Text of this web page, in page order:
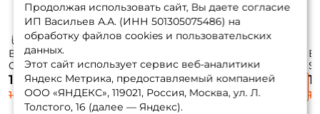
Воблер Rapala
Countdown 05 5см.
5гр. BTR до 1,8м.
sinking
1 125 ₽
1 405 ₽
Countdown 07 7см.
8гр. BTR до 2,4м.
sinking
1 125 ₽
1 405 ₽
Rattlin' Rapala 07
7см. 16гр. FT
sinking
1 080 ₽
1 350 ₽
1
1
Продолжая использовать сайт, Вы даете согласие
ИП Васильев А.А. (ИНН 501305075486) на
обработку файлов cookies и пользовательских
данных.
Этот сайт использует сервис веб-аналитики
Яндекс Метрика, предоставляемый компанией
ООО «ЯНДЕКС», 119021, Россия, Москва, ул. Л.
Толстого, 16 (далее — Яндекс).